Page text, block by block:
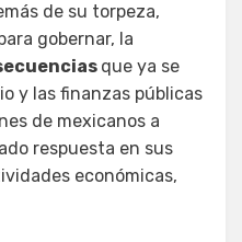
de su torpeza,
gobernar, la
que ya se
y las finanzas públicas
de mexicanos a
respuesta en sus
económicas,